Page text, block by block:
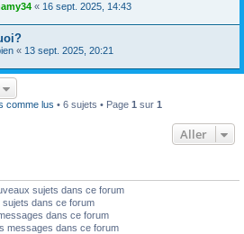
« 16 sept. 2025, 14:43
« 13 sept. 2025, 20:21
comme lus • 6 sujets • Page 1 sur 1
Aller
sujets dans ce forum
sujets dans ce forum
dans ce forum
messages dans ce forum